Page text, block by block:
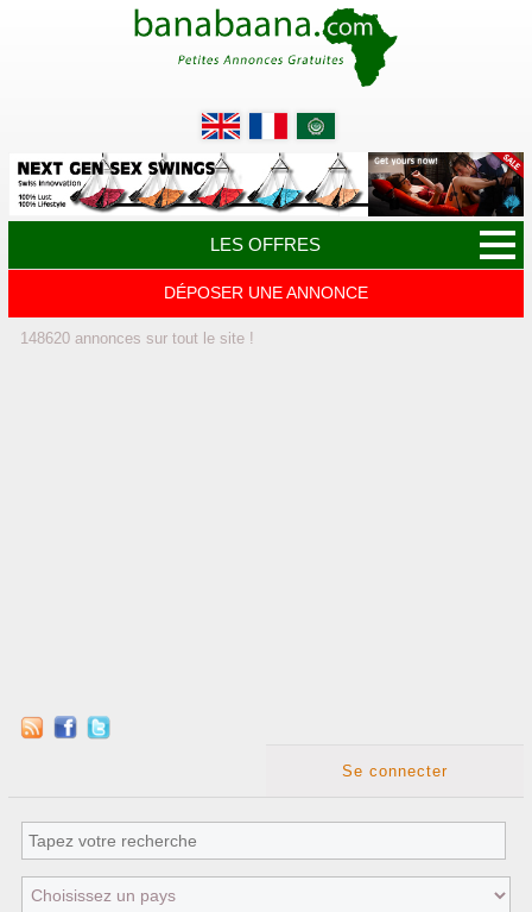
LES OFFRES
DÉPOSER UNE ANNONCE
148620 annonces sur tout le site !
Se connecter